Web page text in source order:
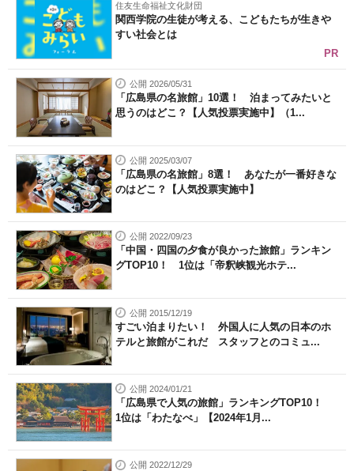
ちょっと気になるネットの話題
住友生命福祉文化財団
関西学院の生徒が考える、こどもたちが生きや
すい社会とは
PR
公開 2026/05/31
「広島県の名旅館」10選！ 泊まってみたいと
思うのはどこ？【人気投票実施中】（1...
公開 2025/03/07
「広島県の名旅館」8選！ あなたが一番好きな
のはどこ？【人気投票実施中】
公開 2022/09/23
「中国・四国の夕食が良かった旅館」ランキン
グTOP10！ 1位は「帝釈峡観光ホテ...
公開 2015/12/19
すごい泊まりたい！ 外国人に人気の日本のホ
テルと旅館がこれだ スタッフとのコミュ...
公開 2024/01/21
「広島県で人気の旅館」ランキングTOP10！
1位は「わたなべ」【2024年1月...
公開 2022/12/29